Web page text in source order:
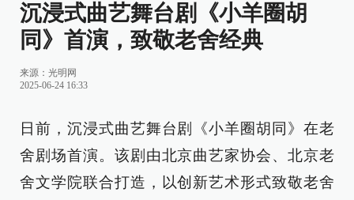
沉浸式曲艺舞台剧《小羊圈胡
同》首演，致敬老舍经典
来源： 光明网
2025-06-24 16:33
日前，沉浸式曲艺舞台剧《小羊圈胡同》在老
舍剧场首演。该剧由北京曲艺家协会、北京老
舍文学院联合打造，以创新艺术形式致敬老舍